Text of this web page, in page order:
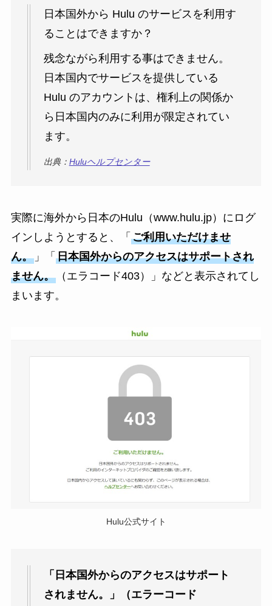
日本国外から Hulu のサービスを利用す
ることはできますか？
残念ながら利用する事はできません。
日本国内でサービスを提供している
Hulu のアカウントは、権利上の関係か
ら日本国内のみに利用が限定されてい
ます。
出典： Huluヘルプセンター
実際に海外から日本のHulu（www.hulu.jp）にログ
インしようとすると、「 ご利用いただけませ
ん。」「 日本国外からのアクセスはサポートされ
ません。（エラコード403）」などと表示されてし
まいます。
Hulu公式サイト
「日本国外からのアクセスはサポート
されません。」（エラーコード